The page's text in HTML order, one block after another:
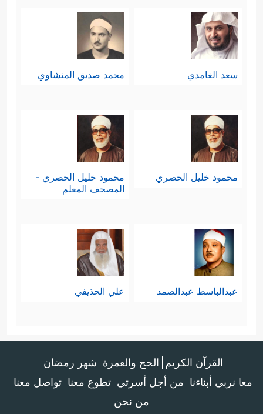
سعد الغامدي محمد صديق المنشاوي
محمود خليل الحصري
محمود خليل الحصري -
المصحف المعلم
عبدالباسط عبدالصمد علي الحذيفي
القرآن الكريم الحج والعمرة شهر رمضان
معا نربي أبناءنا من أجل أسرتي تطوع معنا تواصل معنا
من نحن